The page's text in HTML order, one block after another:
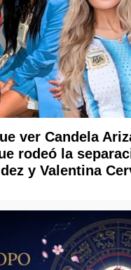
ver Candela
rodeó la
y Valentina